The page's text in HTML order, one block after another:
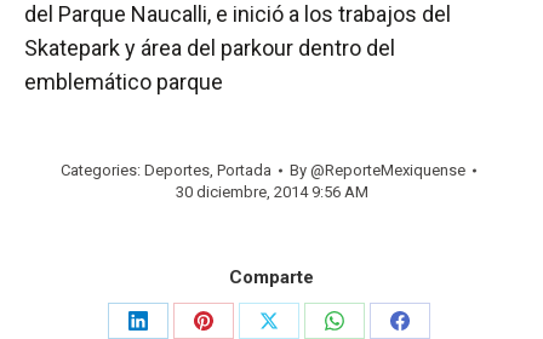
del Parque Naucalli, e inició a los trabajos del
Skatepark y área del parkour dentro del
emblemático parque
Categories: Deportes, Portada By @ReporteMexiquense
30 diciembre, 2014 9:56 AM
Comparte